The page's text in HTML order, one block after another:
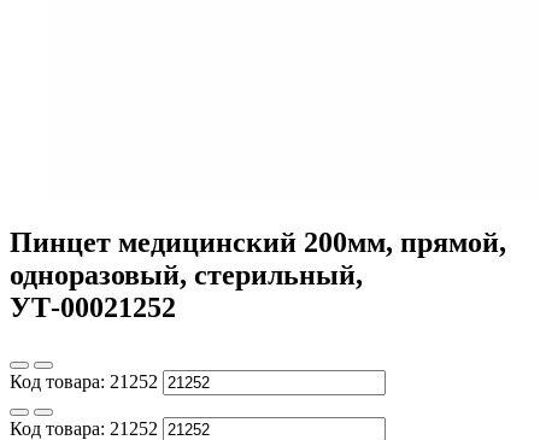
Пинцет медицинский 200мм, прямой,
одноразовый, стерильный,
УТ-00021252
Код товара: 21252
Код товара: 21252